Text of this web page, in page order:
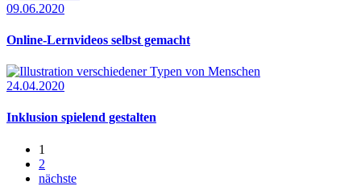
09.06.2020
Online-Lernvideos selbst gemacht
24.04.2020
Inklusion spielend gestalten
1
2
nächste